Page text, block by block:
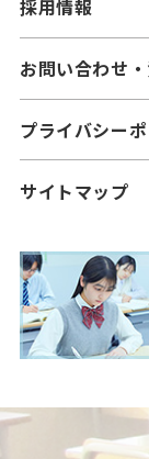
採用情報
お問い合わせ
プライバシー
サイトマップ